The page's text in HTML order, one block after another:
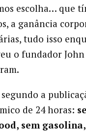
escolha… que
a ganância
tudo isso
o fundador
a
de 24 horas:
sem